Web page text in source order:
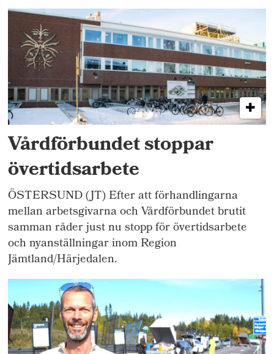
Vårdförbundet stoppar
övertidsarbete
ÖSTERSUND (JT) Efter att förhandlingarna
mellan arbetsgivarna och Vårdförbundet brutit
samman råder just nu stopp för övertidsarbete
och nyanställningar inom Region
Jämtland/Härjedalen.